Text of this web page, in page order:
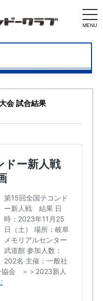
MENU
会 試合結果